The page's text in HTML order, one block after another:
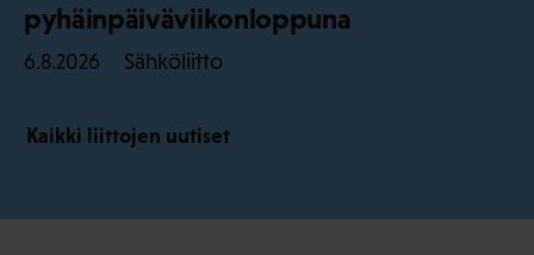
pyhäinpäiväviikonloppuna
6.8.2026 Sähköliitto
Kaikki liittojen uutiset